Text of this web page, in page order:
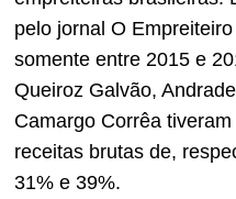
pelo jornal O
somente entre 2015 e
Queiroz Galvão,
Camargo Corrêa
receitas brutas de,
31% e 39%.